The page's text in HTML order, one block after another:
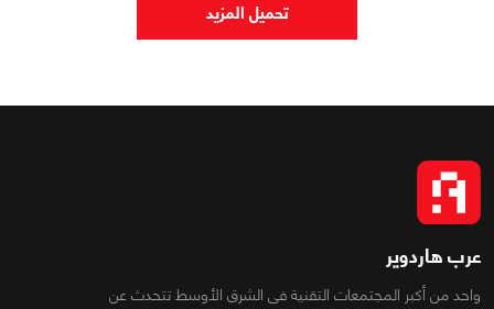
تحميل المزيد
عرب هاردوير
واحد من أكبر المجتمعات التقنية فى الشرق الأوسط تتحدث عن